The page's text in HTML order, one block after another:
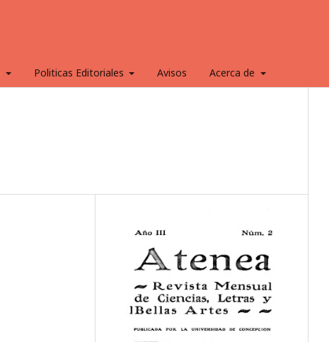
Politicas Editoriales Avisos Acerca de